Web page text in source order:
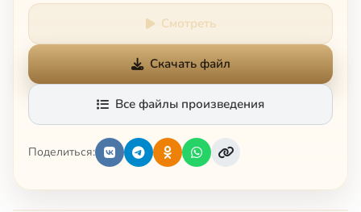
Смотреть
Скачать файл
Все файлы произведения
Поделиться: